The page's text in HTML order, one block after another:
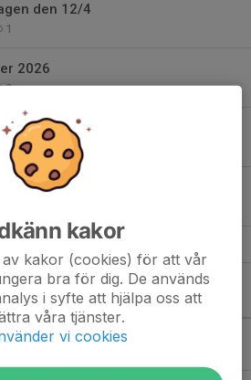
den 12/4
1
2026
0
till kampanjpris på klubbkvällen
0
med Syd-Sport ATT-One
mot Västra Karups IF
kakor
kakor (cookies) för att vår
bra för dig. De används
i syfte att hjälpa oss att
våra tjänster.
vi cookies